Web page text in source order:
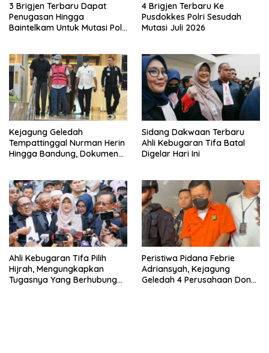
3 Brigjen Terbaru Dapat
Penugasan Hingga
Baintelkam Untuk Mutasi Polri
4 Brigjen Terbaru Ke
Pusdokkes Polri Sesudah
Mutasi Juli 2026
Kejagung Geledah
Tempattinggal Nurman Herin
Hingga Bandung, Dokumen
Sidang Dakwaan Terbaru
Ahli Kebugaran Tifa Batal
Digelar Hari Ini
Ahli Kebugaran Tifa Pilih
Hijrah, Mengungkapkan
Tugasnya Yang Berhubungan
Peristiwa Pidana Febrie
Adriansyah, Kejagung
Geledah 4 Perusahaan Don